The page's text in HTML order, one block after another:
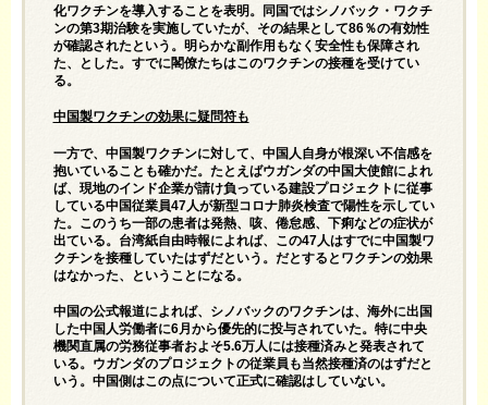
化ワクチンを導入することを表明。同国ではシノバック・ワクチ
ンの第3期治験を実施していたが、その結果として86％の有効性
が確認されたという。明らかな副作用もなく安全性も保障され
た、とした。すでに閣僚たちはこのワクチンの接種を受けてい
る。
中国製ワクチンの効果に疑問符も
一方で、中国製ワクチンに対して、中国人自身が根深い不信感を
抱いていることも確かだ。たとえばウガンダの中国大使館によれ
ば、現地のインド企業が請け負っている建設プロジェクトに従事
している中国従業員47人が新型コロナ肺炎検査で陽性を示してい
た。このうち一部の患者は発熱、咳、倦怠感、下痢などの症状が
出ている。台湾紙自由時報によれば、この47人はすでに中国製ワ
クチンを接種していたはずだという。だとするとワクチンの効果
はなかった、ということになる。
中国の公式報道によれば、シノバックのワクチンは、海外に出国
した中国人労働者に6月から優先的に投与されていた。特に中央
機関直属の労務従事者およそ5.6万人には接種済みと発表されて
いる。ウガンダのプロジェクトの従業員も当然接種済のはずだと
いう。中国側はこの点について正式に確認はしていない。